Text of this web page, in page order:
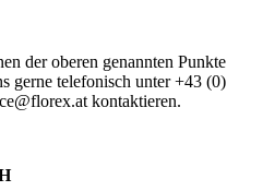
der oberen genannten Punkte
gerne telefonisch unter +43 (0)
kontaktieren.